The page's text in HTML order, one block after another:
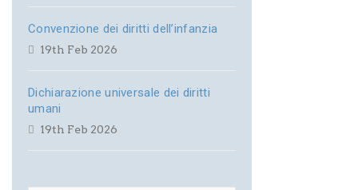
Convenzione dei diritti dell’infanzia
19th Feb 2026
Dichiarazione universale dei diritti
umani
19th Feb 2026